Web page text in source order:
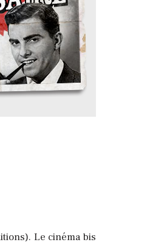
Le cinéma bis